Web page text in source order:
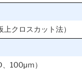
クロスカット法）
、100μm）